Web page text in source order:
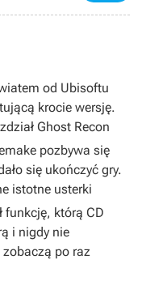
od Ubisoftu
krocie wersję.
Ghost Recon
pozbywa się
się ukończyć gry.
istotne usterki
funkcję, którą CD
i nigdy nie
zobaczą po raz